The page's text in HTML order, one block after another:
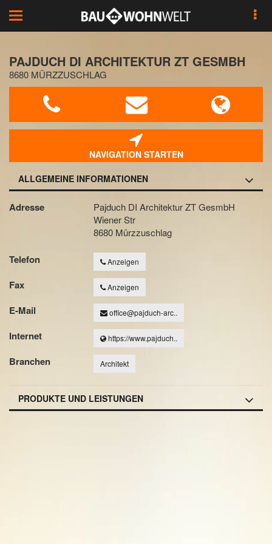
Toggle
navigation
PAJDUCH DI ARCHITEKTUR ZT GESMBH
8680 MÜRZZUSCHLAG
NAVIGATION STARTEN
ALLGEMEINE INFORMATIONEN
Adresse
Pajduch DI Architektur ZT GesmbH
Wiener Str
8680 Mürzzuschlag
Telefon Anzeigen
Fax Anzeigen
E-Mail office@pajduch-arc..
Internet https://www.pajduch..
Branchen Architekt
PRODUKTE UND LEISTUNGEN